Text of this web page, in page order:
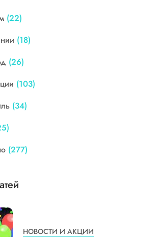
(22)
(18)
(26)
(103)
(34)
(277)
НОВОСТИ И АКЦИИ